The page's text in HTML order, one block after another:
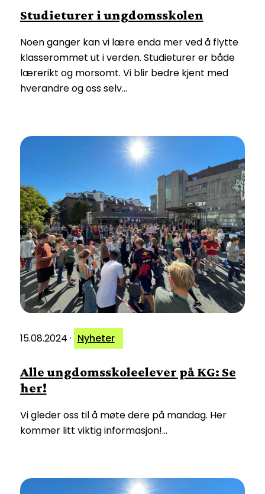
Studieturer i ungdomsskolen
Noen ganger kan vi lære enda mer ved å flytte
klasserommet ut i verden. Studieturer er både
lærerikt og morsomt. Vi blir bedre kjent med
hverandre og oss selv…
15.08.2024 · Nyheter
Alle ungdomsskoleelever på KG: Se
her!
Vi gleder oss til å møte dere på mandag. Her
kommer litt viktig informasjon!…